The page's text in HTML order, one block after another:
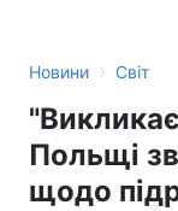
Новини › Світ
Польщі
щодо